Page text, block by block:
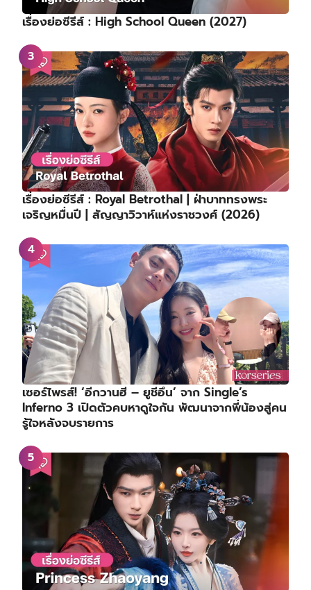
เรื่องย่อซีรีส์ : High School Queen (2027)
เรื่องย่อซีรีส์ : Royal Betrothal | ฝ่าบาททรงพระ
เจริญหมื่นปี | สัญญาวิวาห์แห่งราชวงศ์ (2026)
เซอร์ไพรส์! ‘อีกวานฮี – ยูชีอึน’ จาก Single’s
Inferno 3 เปิดตัวคบหาดูใจกัน พัฒนาจากพี่น้องสู่คน
รู้ใจหลังจบรายการ